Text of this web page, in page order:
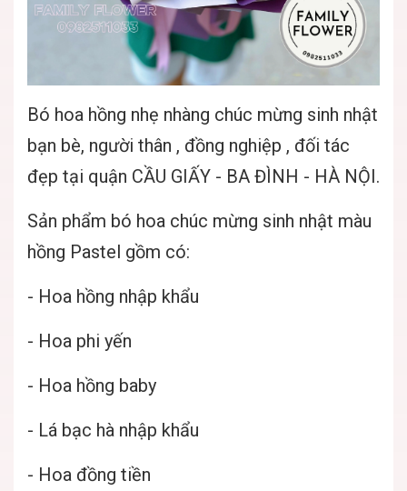
Bó hoa hồng nhẹ nhàng chúc mừng sinh nhật
bạn bè, người thân , đồng nghiệp , đối tác
đẹp tại quận CẦU GIẤY - BA ĐÌNH - HÀ NỘI.
Sản phẩm bó hoa chúc mừng sinh nhật màu
hồng Pastel gồm có:
- Hoa hồng nhập khẩu
- Hoa phi yến
- Hoa hồng baby
- Lá bạc hà nhập khẩu
- Hoa đồng tiền